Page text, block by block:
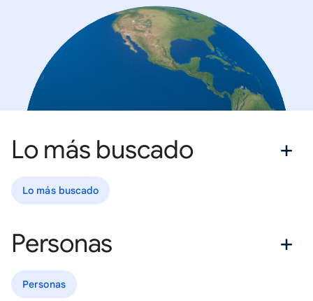
Lo más buscado
Lo más buscado
Personas
Personas